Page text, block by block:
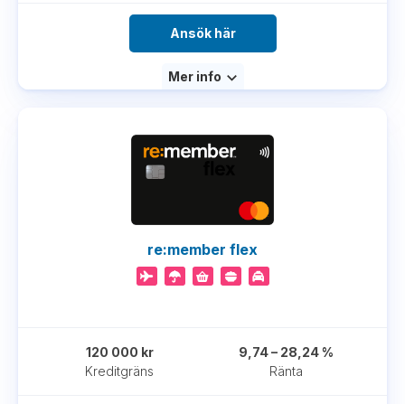
Ansök här
Mer info
re:member flex
Kreditgräns
120 000 kr
Ränta
9,74 – 28,24 %